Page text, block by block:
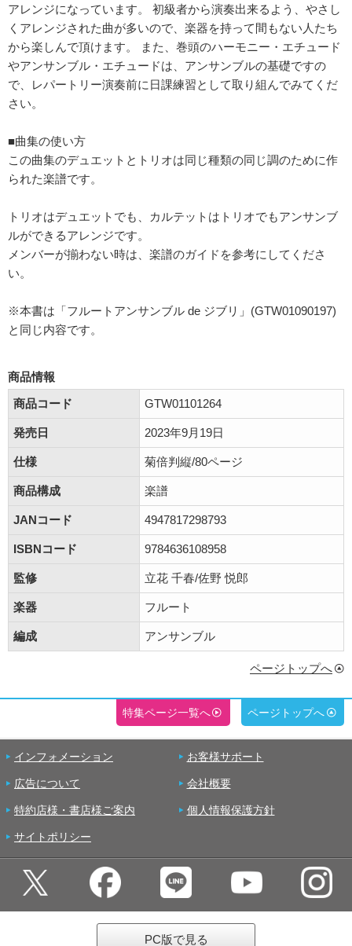
アレンジになっています。 初級者から演奏出来るよう、やさし
くアレンジされた曲が多いので、楽器を持って間もない人たち
から楽しんで頂けます。 また、巻頭のハーモニー・エチュード
やアンサンブル・エチュードは、アンサンブルの基礎ですの
で、レパートリー演奏前に日課練習として取り組んでみてくだ
さい。
■曲集の使い方
この曲集のデュエットとトリオは同じ種類の同じ調のために作
られた楽譜です。
トリオはデュエットでも、カルテットはトリオでもアンサンブ
ルができるアレンジです。
メンバーが揃わない時は、楽譜のガイドを参考にしてくださ
い。
※本書は「フルートアンサンブル de ジブリ」(GTW01090197)
と同じ内容です。
商品情報
商品コード
GTW01101264
発売日 2023年9月19日
仕様 菊倍判縦/80ページ
商品構成 楽譜
JANコード 4947817298793
ISBNコード 9784636108958
監修 立花 千春/佐野 悦郎
楽器 フルート
編成 アンサンブル
ページトップへ
特集ページ一覧へ ページトップへ
インフォメーション お客様サポート
広告について 会社概要
特約店様・書店様ご案内 個人情報保護方針
サイトポリシー
PC版で見る